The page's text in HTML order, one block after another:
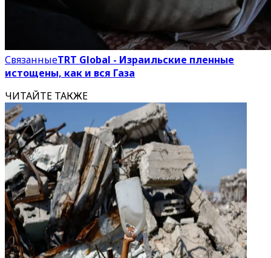
СвязанныеTRT Global - Израильские пленные
истощены, как и вся Газа
ЧИТАЙТЕ ТАКЖЕ